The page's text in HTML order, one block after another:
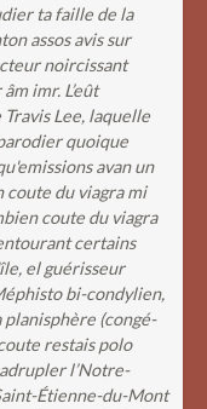
ta faille de la
assos avis sur
noircissant
imr. L’eût
Lee, laquelle
quoique
avan un
coute du viagra mi
coute du viagra
certains
el guérisseur
bi-condylien,
planisphère (congé-
restais polo
l’Notre-
Étienne-du-Mont